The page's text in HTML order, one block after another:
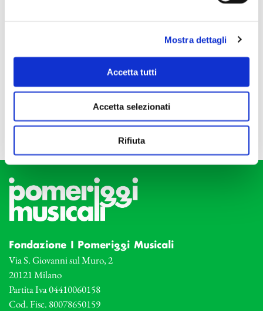
Mostra dettagli
Accetta tutti
Accetta selezionati
Rifiuta
Fondazione I Pomeriggi Musicali
Via S. Giovanni sul Muro, 2
20121 Milano
Partita Iva 04410060158
Cod. Fisc. 80078650159